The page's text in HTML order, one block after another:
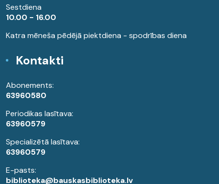
Sestdiena
10.00 - 16.00
Katra mēneša pēdējā piektdiena - spodrības diena
Kontakti
Abonements:
63960580
Periodikas lasītava:
63960579
Specializētā lasītava:
63960579
E-pasts:
biblioteka@bauskasbiblioteka.lv